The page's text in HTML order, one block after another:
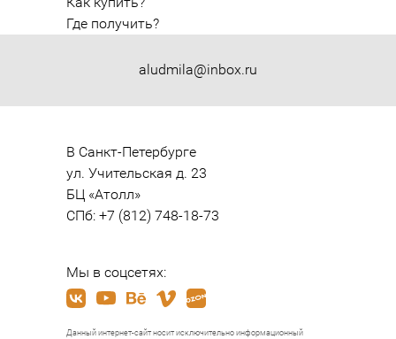
aludmila@inbox.ru
Где получить?
В Санкт-Петербурге
ул. Учительская д. 23
БЦ «Атолл»
СПб: +7 (812) 748-18-73
Мы в соцсетях:
Данный интернет-сайт носит исключительно информационный